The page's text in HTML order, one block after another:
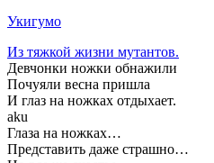
Укигумо
Из тяжкой жизни мутантов.
Девчонки ножки обнажили
Почуяли весна пришла
И глаз на ножках отдыхает.
aku
Глаза на ножках…
Представить даже страшно…